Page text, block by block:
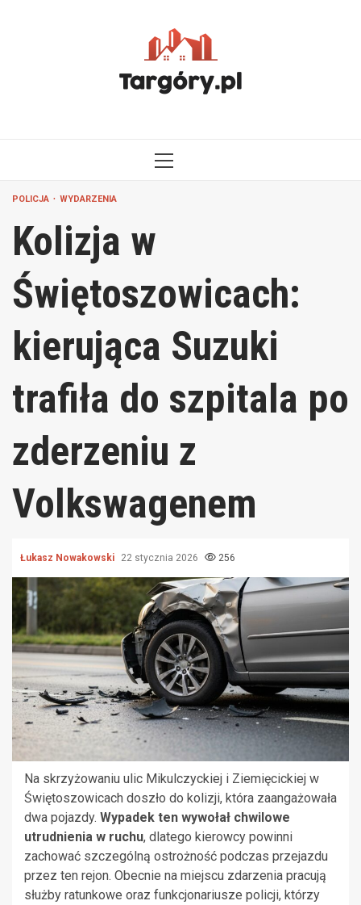
MENU
POLICJA WYDARZENIA
Kolizja w
Świętoszowicach:
kierująca Suzuki
trafiła do szpitala po
zderzeniu z
Volkswagenem
Łukasz Nowakowski 22 stycznia 2026 256
Na skrzyżowaniu ulic Mikulczyckiej i Ziemięcickiej w
Świętoszowicach doszło do kolizji, która zaangażowała
dwa pojazdy. Wypadek ten wywołał chwilowe
utrudnienia w ruchu, dlatego kierowcy powinni
zachować szczególną ostrożność podczas przejazdu
przez ten rejon. Obecnie na miejscu zdarzenia pracują
służby ratunkowe oraz funkcjonariusze policji, którzy